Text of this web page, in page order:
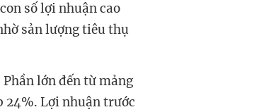
số lợi nhuận cao
sản lượng tiêu thụ
lớn đến từ mảng
24%. Lợi nhuận trước